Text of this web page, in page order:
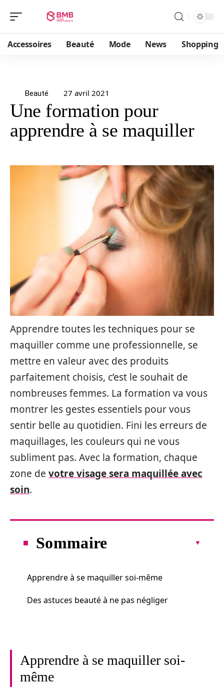
Accessoires Beauté Mode News Shopping
Beauté 27 avril 2021
Une formation pour
apprendre à se maquiller
Apprendre toutes les techniques pour se
maquiller comme une professionnelle, se
mettre en valeur avec des produits
parfaitement choisis, c’est le souhait de
nombreuses femmes. La formation va vous
montrer les gestes essentiels pour vous
sentir belle au quotidien. Fini les erreurs de
maquillages, les couleurs qui ne vous
subliment pas. Avec la formation, chaque
zone de votre visage sera maquillée avec
soin.
Sommaire
Apprendre à se maquiller soi-même
Des astuces beauté à ne pas négliger
Apprendre à se maquiller soi-
même